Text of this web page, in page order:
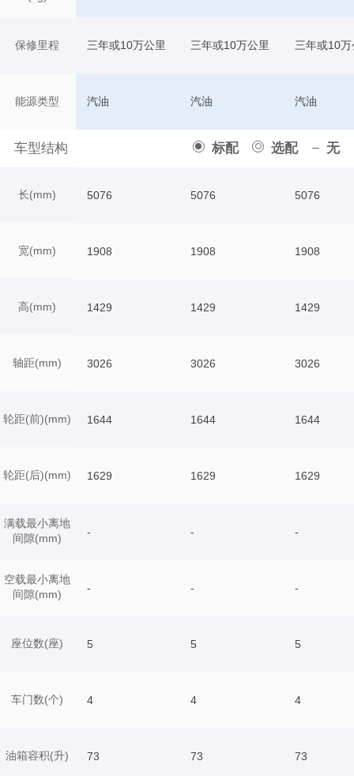
保修里程
能源类型
车型结构 标配 选配 无
长(mm)
宽(mm)
高(mm)
轴距(mm)
轮距(前)(mm)
轮距(后)(mm)
满载最小离地
间隙(mm)
空载最小离地
间隙(mm)
座位数(座)
车门数(个)
油箱容积(升)
三年或10万公里 三年或10万公里 三年或10万
汽油 汽油 汽油
5076 5076 5076
1908 1908 1908
1429 1429 1429
3026 3026 3026
1644 1644 1644
1629 1629 1629
- - -
- - -
5 5 5
4 4 4
73 73 73